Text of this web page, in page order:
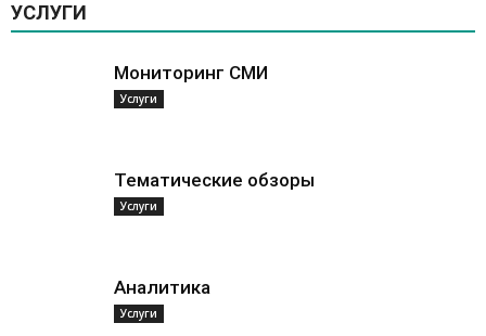
УСЛУГИ
Мониторинг СМИ
Услуги
Тематические обзоры
Услуги
Аналитика
Услуги